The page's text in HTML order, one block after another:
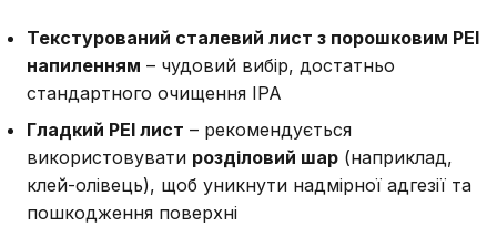
Текстурований сталевий лист з порошковим PEI
напиленням – чудовий вибір, достатньо
стандартного очищення IPA
Гладкий PEI лист – рекомендується
використовувати розділовий шар (наприклад,
клей-олівець), щоб уникнути надмірної адгезії та
пошкодження поверхні